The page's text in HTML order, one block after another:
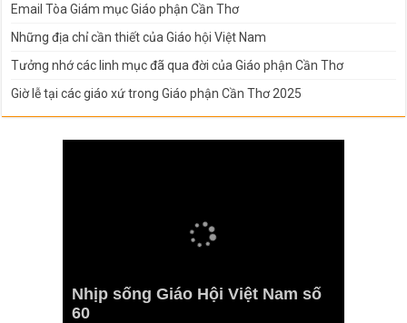
Email Tòa Giám mục Giáo phận Cần Thơ
Những địa chỉ cần thiết của Giáo hội Việt Nam
Tưởng nhớ các linh mục đã qua đời của Giáo phận Cần Thơ
Giờ lễ tại các giáo xứ trong Giáo phận Cần Thơ 2025
Nhịp sống Giáo Hội Việt Nam số
60